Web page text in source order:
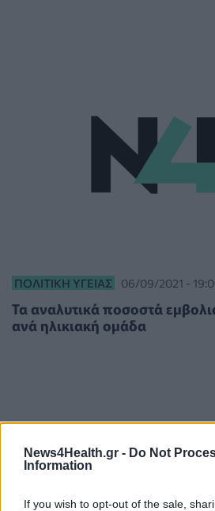
News4Health.gr - Do Not
Information
If you wish to opt-out of the sale,
ΠΟΛΙΤΙΚΉ ΥΓΕΊΑΣ 06/09/2021 -
Τα αναλυτικά ποσοστά
ανά ηλικιακή ομάδα